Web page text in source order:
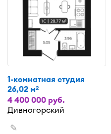
1-комнатная студия
26,02 м2
4 400 000 руб.
Дивногорский
✎